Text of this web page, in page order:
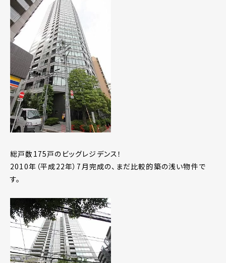
総戸数175戸のビッグレジデンス！
2010年（平成22年）7月完成の、まだ比較的築の浅い物件で
す。